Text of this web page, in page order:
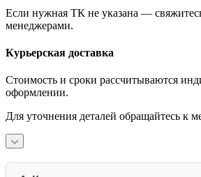
Если нужная ТК не указана —
менеджерами.
Курьерская доставка
Стоимость и сроки рассчитываются
оформлении.
Для уточнения деталей обращайтесь к